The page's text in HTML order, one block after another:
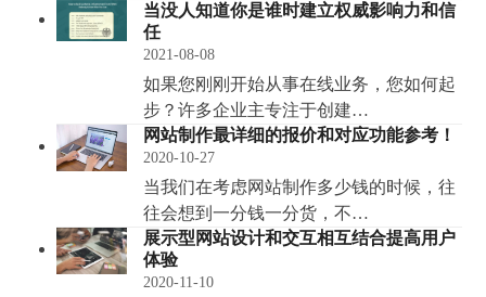
当没人知道你是谁时建立权威影响力和信
任
2021-08-08
如果您刚刚开始从事在线业务，您如何起
步？许多企业主专注于创建…
网站制作最详细的报价和对应功能参考！
2020-10-27
当我们在考虑网站制作多少钱的时候，往
往会想到一分钱一分货，不…
展示型网站设计和交互相互结合提高用户
体验
2020-11-10